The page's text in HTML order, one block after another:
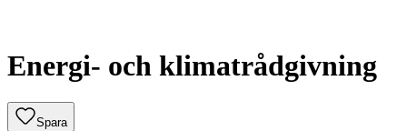
Energi- och klimatrådgivning
Spara